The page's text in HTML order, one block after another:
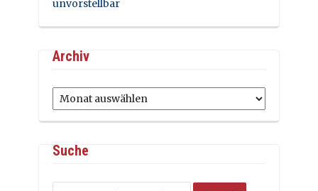
unvorstellbar
Archiv
Archiv
Suche